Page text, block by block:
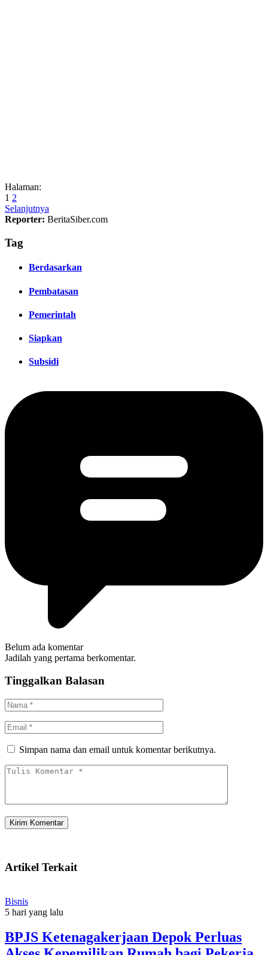
Halaman:
1 2
Selanjutnya
Reporter: BeritaSiber.com
Tag
Berdasarkan
Pembatasan
Pemerintah
Siapkan
Subsidi
Belum ada komentar
Jadilah yang pertama berkomentar.
Tinggalkan Balasan
Simpan nama dan email untuk komentar berikutnya.
Artikel Terkait
Bisnis
5 hari yang lalu
BPJS Ketenagakerjaan Depok Perluas